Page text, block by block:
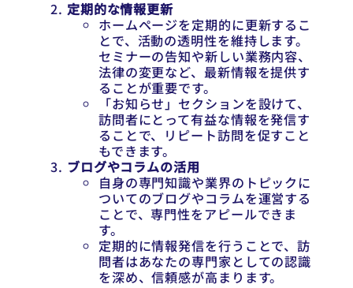
定期的な情報更新
ホームページを定期的に更新するこ
とで、活動の透明性を維持します。
セミナーの告知や新しい業務内容、
法律の変更など、最新情報を提供す
ることが重要です。
「お知らせ」セクションを設けて、
訪問者にとって有益な情報を発信す
ることで、リピート訪問を促すこと
もできます。
ブログやコラムの活用
自身の専門知識や業界のトピックに
ついてのブログやコラムを運営する
ことで、専門性をアピールできま
す。
定期的に情報発信を行うことで、訪
問者はあなたの専門家としての認識
を深め、信頼感が高まります。